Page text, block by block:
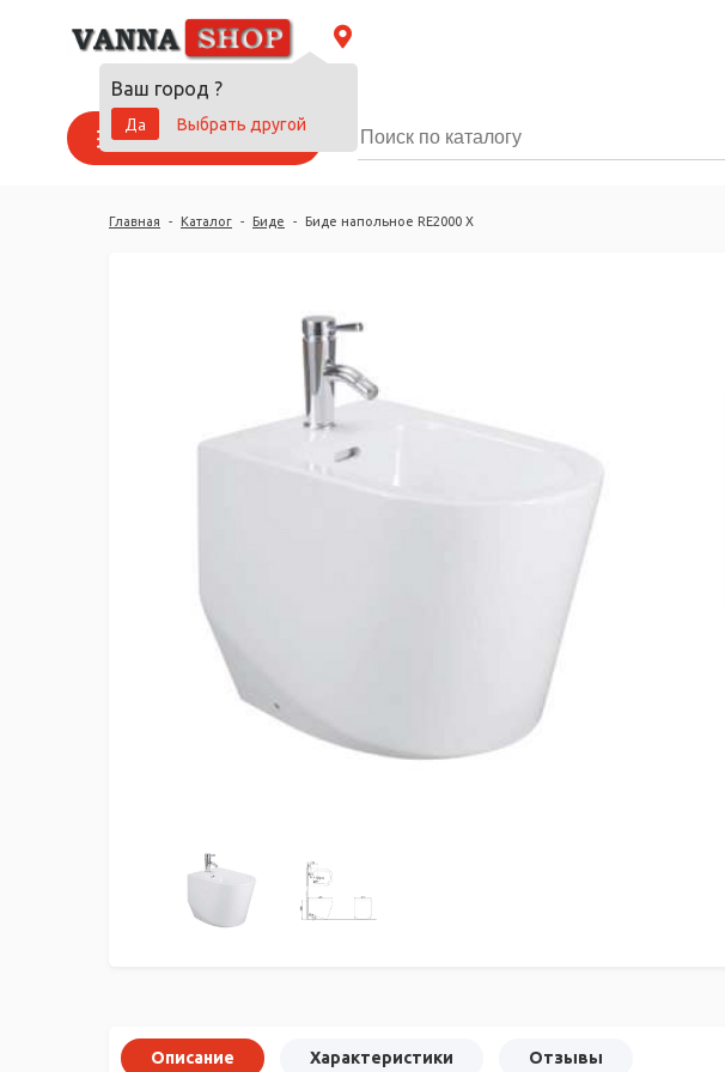
Ваш город ?
Да
Выбрать другой
Каталог товаров
Главная - Каталог - Биде - Биде напольное RE2000 X
Описание Характеристики Отзывы